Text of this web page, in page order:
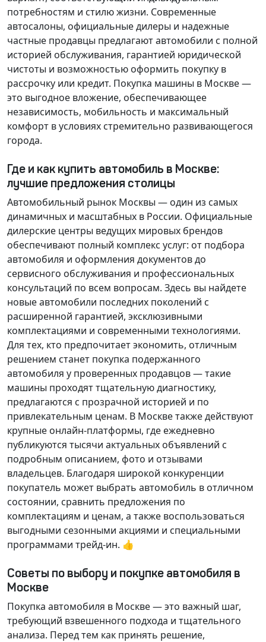
потребностям и стилю жизни. Современные
автосалоны, официальные дилеры и надежные
частные продавцы предлагают автомобили с полной
историей обслуживания, гарантией юридической
чистоты и возможностью оформить покупку в
рассрочку или кредит. Покупка машины в Москве —
это выгодное вложение, обеспечивающее
независимость, мобильность и максимальный
комфорт в условиях стремительно развивающегося
города.
Где и как купить автомобиль в Москве:
лучшие предложения столицы
Автомобильный рынок Москвы — один из самых
динамичных и масштабных в России. Официальные
дилерские центры ведущих мировых брендов
обеспечивают полный комплекс услуг: от подбора
автомобиля и оформления документов до
сервисного обслуживания и профессиональных
консультаций по всем вопросам. Здесь вы найдете
новые автомобили последних поколений с
расширенной гарантией, эксклюзивными
комплектациями и современными технологиями.
Для тех, кто предпочитает экономить, отличным
решением станет покупка подержанного
автомобиля у проверенных продавцов — такие
машины проходят тщательную диагностику,
предлагаются с прозрачной историей и по
привлекательным ценам. В Москве также действуют
крупные онлайн-платформы, где ежедневно
публикуются тысячи актуальных объявлений с
подробным описанием, фото и отзывами
владельцев. Благодаря широкой конкуренции
покупатель может выбрать автомобиль в отличном
состоянии, сравнить предложения по
комплектациям и ценам, а также воспользоваться
выгодными сезонными акциями и специальными
программами трейд-ин. 👍
Советы по выбору и покупке автомобиля в
Москве
Покупка автомобиля в Москве — это важный шаг,
требующий взвешенного подхода и тщательного
анализа. Перед тем как принять решение,